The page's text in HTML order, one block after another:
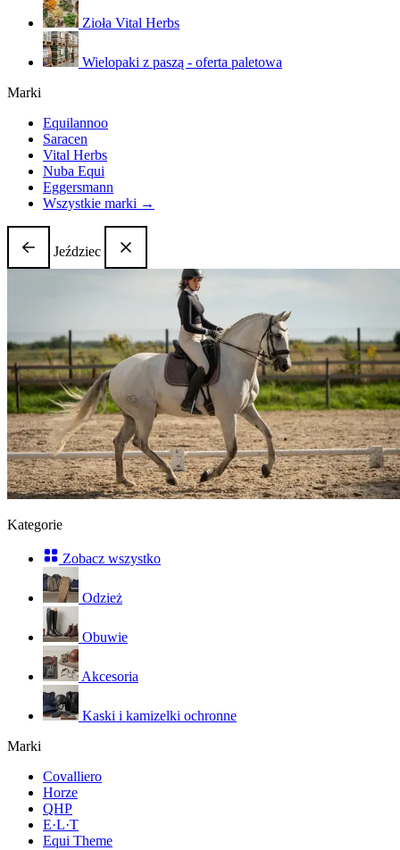
Zioła Vital Herbs
Wielopaki z paszą - oferta paletowa
Marki
Equilannoo
Saracen
Vital Herbs
Nuba Equi
Eggersmann
Wszystkie marki →
Jeździec
Kategorie
Zobacz wszystko
Odzież
Obuwie
Akcesoria
Kaski i kamizelki ochronne
Marki
Covalliero
Horze
QHP
E·L·T
Equi Theme